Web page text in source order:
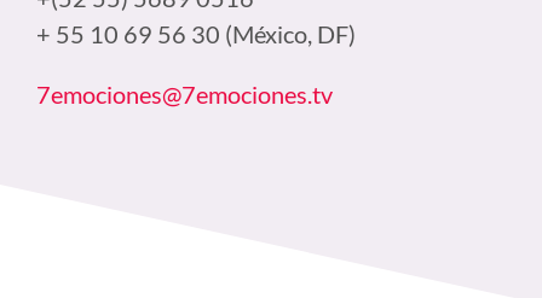
+ 55 10 69 56 30 (México, DF)
7emociones@7emociones.tv